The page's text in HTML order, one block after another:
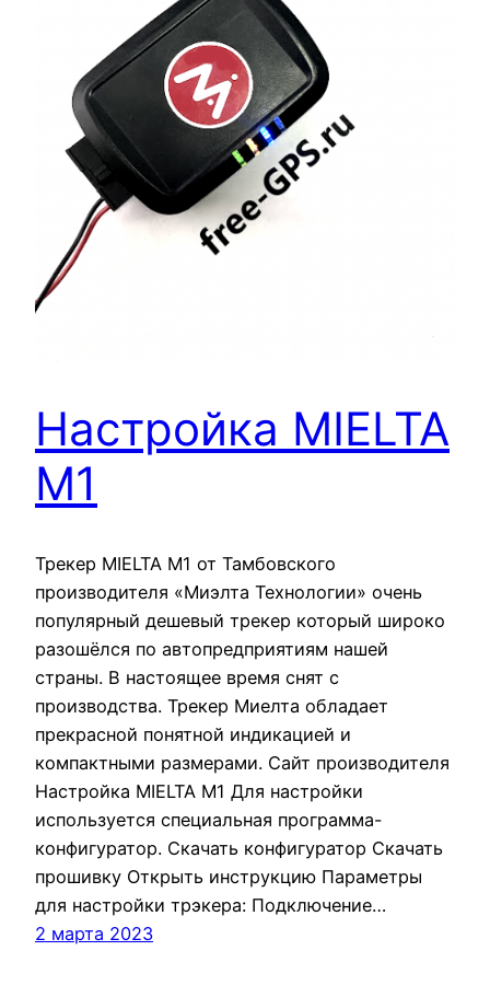
Настройка MIELTA
M1
Трекер MIELTA М1 от Тамбовского
производителя «Миэлта Технологии» очень
популярный дешевый трекер который широко
разошёлся по автопредприятиям нашей
страны. В настоящее время снят с
производства. Трекер Миелта обладает
прекрасной понятной индикацией и
компактными размерами. Сайт производителя
Настройка MIELTA M1 Для настройки
используется специальная программа-
конфигуратор. Скачать конфигуратор Скачать
прошивку Открыть инструкцию Параметры
для настройки трэкера: Подключение…
2 марта 2023